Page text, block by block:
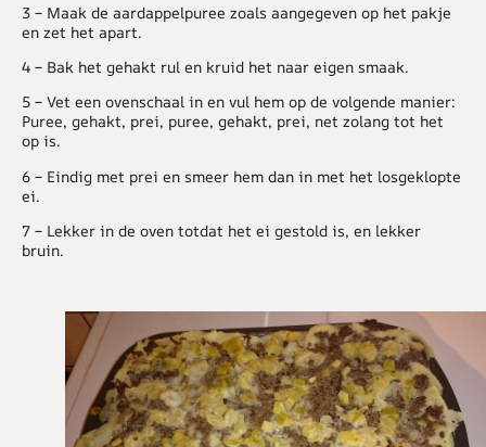
3 – Maak de aardappelpuree zoals aangegeven op het pakje
en zet het apart.
4 – Bak het gehakt rul en kruid het naar eigen smaak.
5 – Vet een ovenschaal in en vul hem op de volgende manier:
Puree, gehakt, prei, puree, gehakt, prei, net zolang tot het
op is.
6 – Eindig met prei en smeer hem dan in met het losgeklopte
ei.
7 – Lekker in de oven totdat het ei gestold is, en lekker
bruin.